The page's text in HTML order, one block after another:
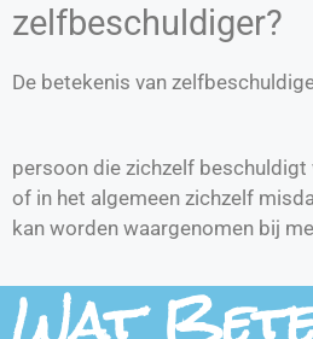
zelfbeschuldiger?
De betekenis van
persoon die zichzelf
of in het algemeen zichzelf
kan worden waargenomen bij